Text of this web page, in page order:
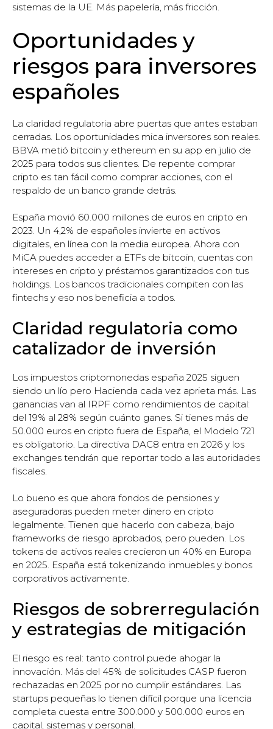
sistemas de la UE. Más papelería, más fricción.
Oportunidades y
riesgos para inversores
españoles
La claridad regulatoria abre puertas que antes estaban
cerradas. Los oportunidades mica inversores son reales.
BBVA metió bitcoin y ethereum en su app en julio de
2025 para todos sus clientes. De repente comprar
cripto es tan fácil como comprar acciones, con el
respaldo de un banco grande detrás.
España movió 60.000 millones de euros en cripto en
2023. Un 4,2% de españoles invierte en activos
digitales, en línea con la media europea. Ahora con
MiCA puedes acceder a ETFs de bitcoin, cuentas con
intereses en cripto y préstamos garantizados con tus
holdings. Los bancos tradicionales compiten con las
fintechs y eso nos beneficia a todos.
Claridad regulatoria como
catalizador de inversión
Los impuestos criptomonedas españa 2025 siguen
siendo un lío pero Hacienda cada vez aprieta más. Las
ganancias van al IRPF como rendimientos de capital:
del 19% al 28% según cuánto ganes. Si tienes más de
50.000 euros en cripto fuera de España, el Modelo 721
es obligatorio. La directiva DAC8 entra en 2026 y los
exchanges tendrán que reportar todo a las autoridades
fiscales.
Lo bueno es que ahora fondos de pensiones y
aseguradoras pueden meter dinero en cripto
legalmente. Tienen que hacerlo con cabeza, bajo
frameworks de riesgo aprobados, pero pueden. Los
tokens de activos reales crecieron un 40% en Europa
en 2025. España está tokenizando inmuebles y bonos
corporativos activamente.
Riesgos de sobrerregulación
y estrategias de mitigación
El riesgo es real: tanto control puede ahogar la
innovación. Más del 45% de solicitudes CASP fueron
rechazadas en 2025 por no cumplir estándares. Las
startups pequeñas lo tienen difícil porque una licencia
completa cuesta entre 300.000 y 500.000 euros en
capital, sistemas y personal.